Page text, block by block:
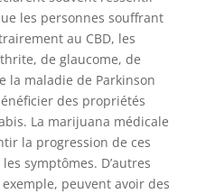
les personnes souffrant
au CBD, les
de glaucome, de
la maladie de Parkinson
des propriétés
La marijuana médicale
la progression de ces
symptômes. D’autres
peuvent avoir des